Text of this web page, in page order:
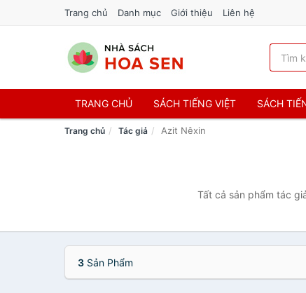
Trang chủ Danh mục Giới thiệu Liên hệ
TRANG CHỦ SÁCH TIẾNG VIỆT SÁCH
Trang chủ Tác giả Azit Nêxin
Tất cả sản phẩm tác
3 Sản Phẩm